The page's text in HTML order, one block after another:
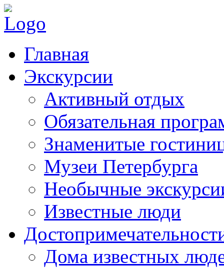
Главная
Экскурсии
Активный отдых
Обязательная
Знаменитые
Музеи Петербурга
Необычные
Известные люди
Дома известных